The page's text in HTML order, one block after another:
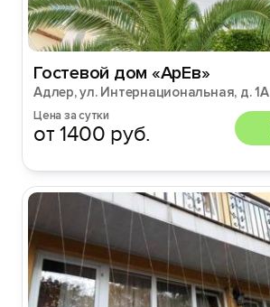
Гостевой дом «АрЕв»
Адлер, ул. Интернациональная, д. 1А
Цена за сутки
от 1400 руб.